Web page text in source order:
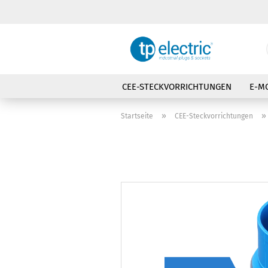
CEE-STECKVORRICHTUNGEN E-
STROMVERTEILER
Startseite » CEE-Steckvorrichtungen »